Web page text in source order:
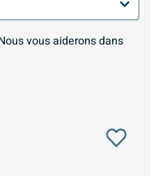
vous aiderons dans